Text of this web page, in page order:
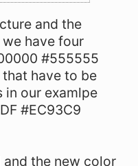
and the
have four
#555555
that have to be
in our examlpe
#EC93C9
the new color